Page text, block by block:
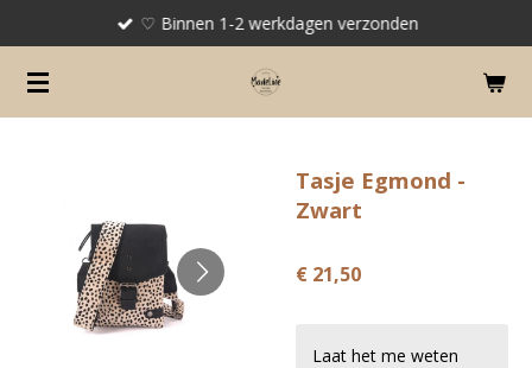
naar
de
♡ Binnen 1-2 werkdagen verzonden
Tasje Egmond -
Zwart
€ 21,50
Laat het me weten